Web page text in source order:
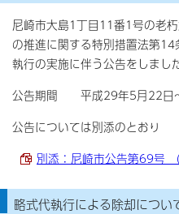
尼崎市大島1丁目11番1号の老
の推進に関する特別措置法第
執行の実施に伴う公告をしまし
公告期間 平成29年5月22日
公告については別添のとおり
別添：尼崎市公告第69号
略式代執行による除却につい